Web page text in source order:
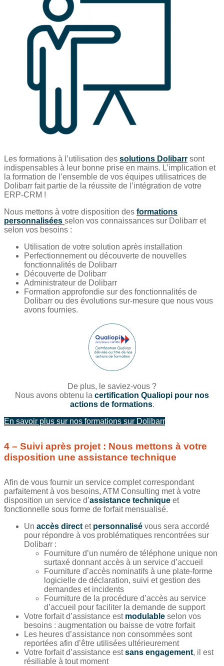
Les formations à l’utilisation des solutions Dolibarr sont
indispensables à leur bonne prise en mains. L’implication et
la formation de l’ensemble de vos équipes utilisatrices de
Dolibarr fait partie de la réussite de l’intégration de votre
ERP-CRM !
Nous mettons à votre disposition des formations
personnalisées selon vos connaissances sur Dolibarr et
selon vos besoins :
Utilisation de votre solution après installation
Perfectionnement ou découverte de nouvelles
fonctionnalités de Dolibarr
Découverte de Dolibarr
Administrateur de Dolibarr
Formation approfondie sur des fonctionnalités de
Dolibarr ou des évolutions sur-mesure que nous vous
avons fournies.
De plus, le saviez-vous ?
Nous avons obtenu la certification Qualiopi pour nos
actions de formations.
En savoir plus sur nos formations sur Dolibarr
4 – Suivi après projet : Nous mettons à votre
disposition une assistance technique
Afin de vous fournir un service complet correspondant
parfaitement à vos besoins, ATM Consulting met à votre
disposition un service d’assistance technique et
fonctionnelle sous forme de forfait mensualisé.
Un accès direct et personnalisé vous sera accordé
pour répondre à vos problématiques rencontrées sur
Dolibarr :
Fourniture d’un numéro de téléphone unique non
surtaxé donnant accès à un service d’accueil
Fourniture d’accès nominatifs à une plate-forme
logicielle de déclaration, suivi et gestion des
demandes et incidents
Fourniture de la procédure d’accès au service
d’accueil pour faciliter la demande de support
Votre forfait d’assistance est modulable selon vos
besoins : augmentation ou baisse de votre forfait
Les heures d’assistance non consommées sont
reportées afin d’être utilisées ultérieurement
Votre forfait d’assistance estsans engagement, il est
résiliable à tout moment